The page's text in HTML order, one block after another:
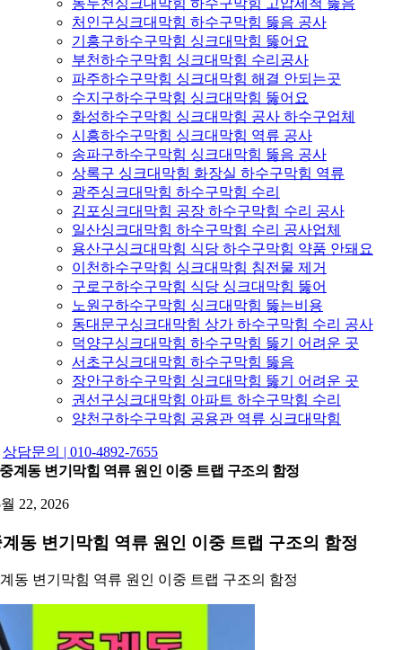
동두천싱크대막힘 하수구막힘 고압세척 뚫음
처인구싱크대막힘 하수구막힘 뚫음 공사
기흥구하수구막힘 싱크대막힘 뚫어요
부천하수구막힘 싱크대막힘 수리공사
파주하수구막힘 싱크대막힘 해결 안되는곳
수지구하수구막힘 싱크대막힘 뚫어요
화성하수구막힘 싱크대막힘 공사 하수구업체
시흥하수구막힘 싱크대막힘 역류 공사
송파구하수구막힘 싱크대막힘 뚫음 공사
상록구 싱크대막힘 화장실 하수구막힘 역류
광주싱크대막힘 하수구막힘 수리
김포싱크대막힘 공장 하수구막힘 수리 공사
일산싱크대막힘 하수구막힘 수리 공사업체
용산구싱크대막힘 식당 하수구막힘 약품 안돼요
이천하수구막힘 싱크대막힘 침전물 제거
구로구하수구막힘 식당 싱크대막힘 뚫어
노원구하수구막힘 싱크대막힘 뚫는비용
동대문구싱크대막힘 상가 하수구막힘 수리 공사
덕양구싱크대막힘 하수구막힘 뚫기 어려운 곳
서초구싱크대막힘 하수구막힘 뚫음
장안구하수구막힘 싱크대막힘 뚫기 어려운 곳
권선구싱크대막힘 아파트 하수구막힘 수리
양천구하수구막힘 공용관 역류 싱크대막힘
상담문의 | 010-4892-7655
중계동 변기막힘 역류 원인 이중 트랩 구조의 함정
22, 2026
동 변기막힘 역류 원인 이중 트랩 구조의 함정
동 변기막힘 역류 원인 이중 트랩 구조의 함정